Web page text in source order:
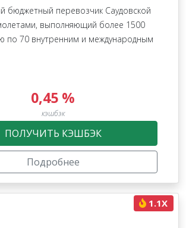
бюджетный перевозчик Саудовской
выполняющий более 1500
по 70 внутренним и международным
0,45 %
кэшбэк
ПОЛУЧИТЬ КЭШБЭК
Подробнее
1.1X